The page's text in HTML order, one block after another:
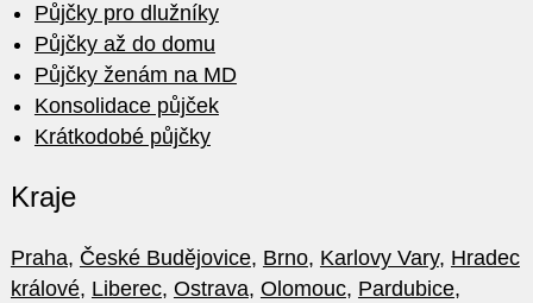
Půjčky pro dlužníky
Půjčky až do domu
Půjčky ženám na MD
Konsolidace půjček
Krátkodobé půjčky
Kraje
Praha, České Budějovice, Brno, Karlovy Vary, Hradec
králové, Liberec, Ostrava, Olomouc, Pardubice,